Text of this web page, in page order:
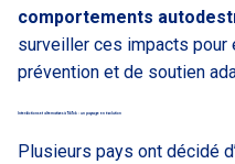
comportements
surveiller ces impacts
prévention et de soutien
Interdictions et alternatives à TikTok : un paysage en évolution
Plusieurs pays ont décidé